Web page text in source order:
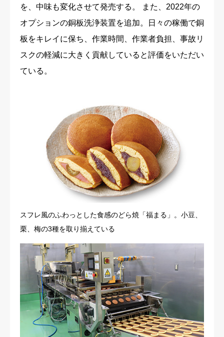
を、中味も変化させて発売する。 また、2022年の
オプションの銅板洗浄装置を追加。日々の稼働で銅
板をキレイに保ち、作業時間、作業者負担、事故リ
スクの軽減に大きく貢献していると評価をいただい
ている。
スフレ風のふわっとした食感のどら焼「福まる」。小豆、
栗、梅の3種を取り揃えている